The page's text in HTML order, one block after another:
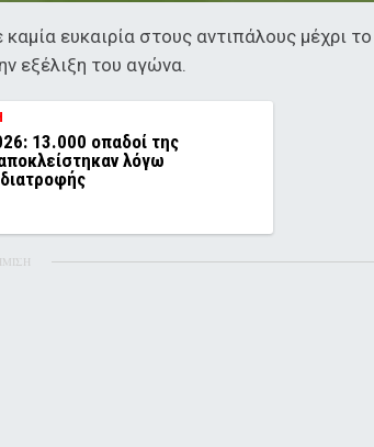
ευκαιρία στους αντιπάλους μέχρι το
εξέλιξη του αγώνα.
13.000 οπαδοί της
λόγω